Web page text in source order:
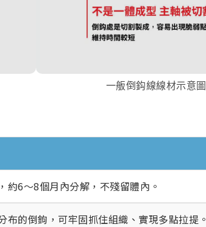
一舨倒鈎線線材示意圖
約6～8個月內分解，不殘留體內。
布的倒鉤，可牢固抓住組織、實現多點拉提。